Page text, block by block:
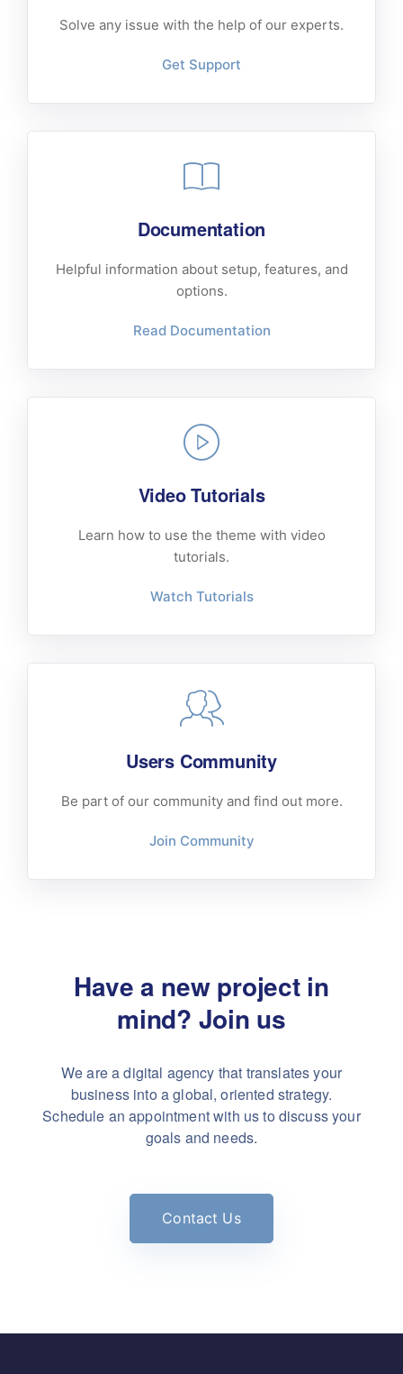
Solve any issue with the help of our experts.
Get Support
Documentation
Helpful information about setup, features, and
options.
Read Documentation
Video Tutorials
Learn how to use the theme with video
tutorials.
Watch Tutorials
Users Community
Be part of our community and find out more.
Join Community
Have a new project in
mind? Join us
We are a digital agency that translates your
business into a global, oriented strategy.
Schedule an appointment with us to discuss your
goals and needs.
Contact Us